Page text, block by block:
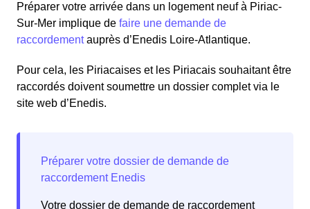
Préparer votre arrivée dans un logement neuf à Piriac-
Sur-Mer implique de faire une demande de
raccordementauprès d’Enedis Loire-Atlantique.
Pour cela, les Piriacaises et les Piriacais souhaitant être
raccordés doivent soumettre un dossier complet via le
site web d’Enedis.
Votre dossier de demande de raccordement